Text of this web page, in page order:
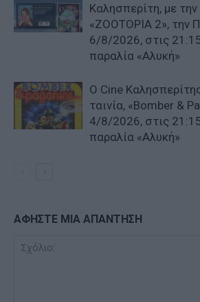
Καλησπερίτη, με την
«ZOOTOPIA 2», την
6/8/2026, στις
παραλία «Αλυκή»
Ο Cine
ταινία, «Bomber &
4/8/2026, στις
παραλία «Αλυκή»
ΑΦΗΣΤΕ ΜΙΑ ΑΠΑΝΤΗΣΗ